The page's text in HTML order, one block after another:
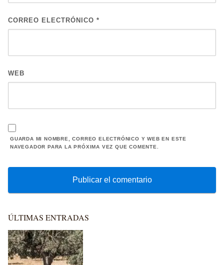
CORREO ELECTRÓNICO *
WEB
GUARDA MI NOMBRE, CORREO ELECTRÓNICO Y WEB EN ESTE
NAVEGADOR PARA LA PRÓXIMA VEZ QUE COMENTE.
ÚLTIMAS ENTRADAS